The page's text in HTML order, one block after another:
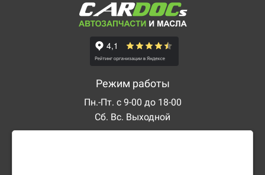
Режим работы
Пн.-Пт. с 9-00 до 18-00
Сб. Вс. Выходной